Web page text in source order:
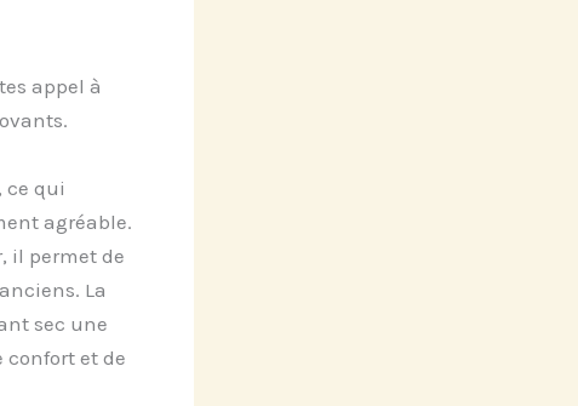
appel à
ce qui
agréable.
il permet de
La
sec une
confort et de